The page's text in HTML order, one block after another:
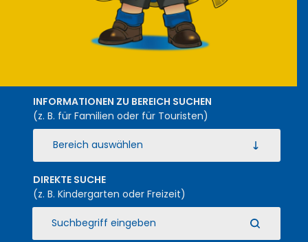
INFORMATIONEN ZU BEREICH SUCHEN
(z. B. für Familien oder für Touristen)
Bereich auswählen
DIREKTE SUCHE
(z. B. Kindergarten oder Freizeit)
SUCHBEGRIFF EINGEBEN